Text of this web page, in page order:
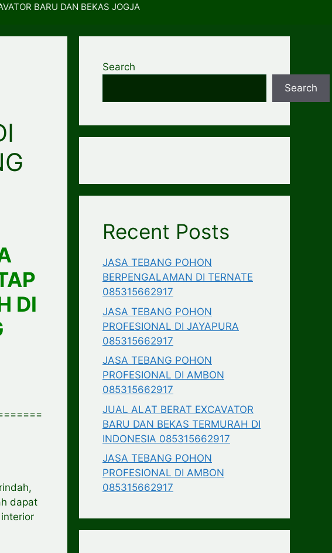
BARU DAN BEKAS JOGJA
DI
dapat
Search
Search
Recent Posts
JASA TEBANG POHON
BERPENGALAMAN DI TERNATE
085315662917
JASA TEBANG POHON
PROFESIONAL DI JAYAPURA
085315662917
JASA TEBANG POHON
PROFESIONAL DI AMBON
085315662917
JUAL ALAT BERAT EXCAVATOR
BARU DAN BEKAS TERMURAH DI
INDONESIA 085315662917
JASA TEBANG POHON
PROFESIONAL DI AMBON
085315662917